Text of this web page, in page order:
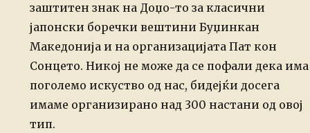
заштитен знак на Доџо-то за класични
јапонски боречки вештини Буџинкан
Македонија и на организацијата Пат кон
Сонцето. Никој не може да се пофали дека има
поголемо искуство од нас, бидејќи досега
имаме организирано над 300 настани од овој
тип.